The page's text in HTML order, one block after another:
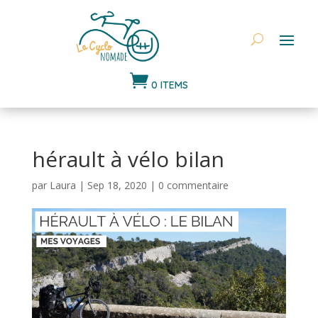
 0 ITEMS
hérault à vélo bilan
par Laura | Sep 18, 2020 | 0 commentaire